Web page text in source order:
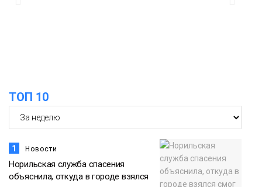
ТОП 10
1 Новости
Норильская служба спасения
объяснила, откуда в городе взялся